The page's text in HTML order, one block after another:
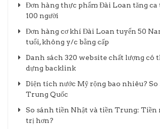
Đơn hàng thực phẩm Đài Loan tăng ca
100 người
Đơn hàng cơ khí Đài Loan tuyển 50
tuổi, không y/c bằng cấp
Danh sách 320 website chất lượng có
dựng backlink
Diện tích nước Mỹ rộng bao nhiêu? So
Trung Quốc
So sánh tiền Nhật và tiền Trung: Tiền
trị hơn?